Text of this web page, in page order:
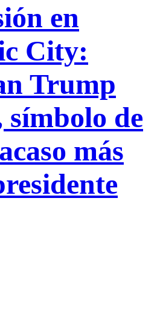
en
City:
Trump
símbolo de
más